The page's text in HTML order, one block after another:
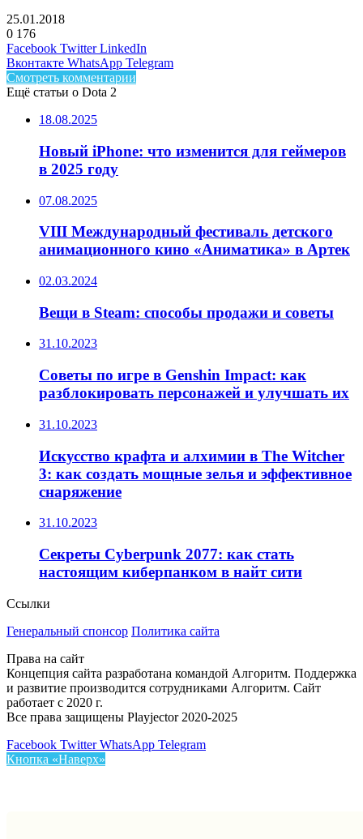
25.01.2018
0 176
Facebook Twitter LinkedIn
Вконтакте WhatsApp Telegram
Смотреть комментарии
Ещё статьи о Dota 2
18.08.2025
Новый iPhone: что изменится для геймеров
в 2025 году
07.08.2025
VIII Международный фестиваль детского
анимационного кино «Аниматика» в Артек
02.03.2024
Вещи в Steam: способы продажи и советы
31.10.2023
Советы по игре в Genshin Impact: как
разблокировать персонажей и улучшать их
31.10.2023
Искусство крафта и алхимии в The Witcher
3: как создать мощные зелья и эффективное
снаряжение
31.10.2023
Секреты Cyberpunk 2077: как стать
настоящим киберпанком в найт сити
Ссылки
Генеральный спонсор Политика сайта
Права на сайт
Концепция сайта разработана командой Алгоритм. Поддержка
и развитие производится сотрудниками Алгоритм. Сайт
работает с 2020 г.
Все права защищены Playjector 2020-2025
Facebook Twitter WhatsApp Telegram
Кнопка «Наверх»